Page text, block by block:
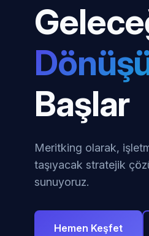
Başlar
Meritking olarak,
taşıyacak stratejik
sunuyoruz.
Hemen Keşfet